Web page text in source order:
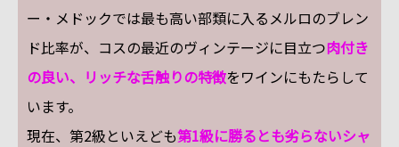
ー・メドックでは最も高い部類に入るメルロのブレン
ド比率が、コスの最近のヴィンテージに目立つ肉付き
の良い、リッチな舌触りの特徴をワインにもたらして
います。
現在、第2級といえども第1級に勝るとも劣らないシャ